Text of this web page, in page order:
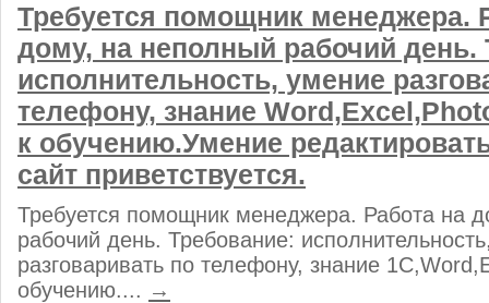
Требуется помощник менеджера.
дому, на неполный рабочий день.
исполнительность, умение
телефону, знание
к обучению.Умение
сайт приветствуется.
Требуется помощник менеджера. Работа на
рабочий день. Требование:
разговаривать по телефону, знание
обучению.... →